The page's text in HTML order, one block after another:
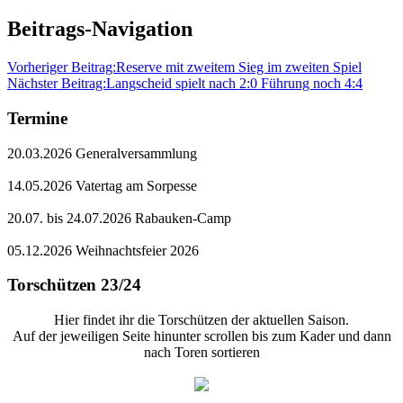
Beitrags-Navigation
Vorheriger Beitrag:Reserve mit zweitem Sieg im zweiten Spiel
Nächster Beitrag:Langscheid spielt nach 2:0 Führung noch 4:4
Termine
20.03.2026 Generalversammlung
14.05.2026 Vatertag am Sorpesse
20.07. bis 24.07.2026 Rabauken-Camp
05.12.2026 Weihnachtsfeier 2026
Torschützen 23/24
Hier findet ihr die Torschützen der aktuellen Saison.
Auf der jeweiligen Seite hinunter scrollen bis zum Kader und dann
nach Toren sortieren